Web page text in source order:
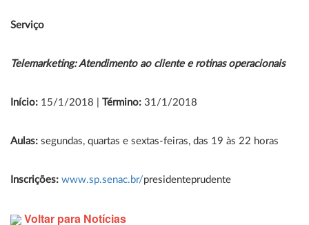
Serviço
Telemarketing: Atendimento ao cliente e rotinas operacionais
Início: 15/1/2018 | Término: 31/1/2018
Aulas: segundas, quartas e sextas-feiras, das 19 às 22 horas
Inscrições: www.sp.senac.br/presidenteprudente
Voltar para Notícias